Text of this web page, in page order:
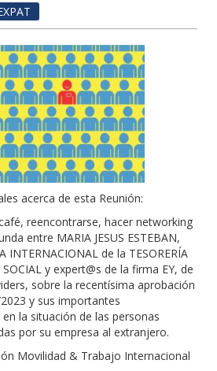
acerca de esta Reunión:
reencontrarse, hacer networking
entre MARIA JESUS ESTEBAN,
INTERNACIONAL de la TESORERÍA
SOCIAL y expert@s de la firma EY, de
sobre la recentísima aprobación
y sus importantes
la situación de las personas
por su empresa al extranjero.
Movilidad & Trabajo Internacional